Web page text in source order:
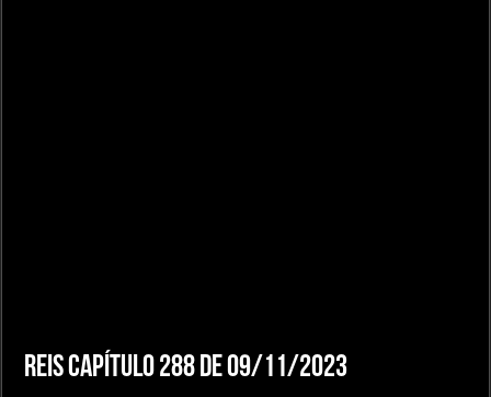
Reis Capítulo 288 de 09/11/2023